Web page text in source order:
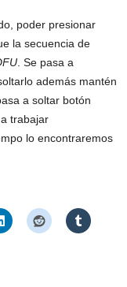
poder presionar
la secuencia de
. Se pasa a
además mantén
a soltar botón
trabajar
lo encontraremos